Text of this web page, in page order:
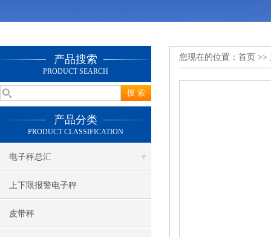
产品搜索
PRODUCT SEARCH
产品分类
PRODUCT CLASSIFICATION
电子秤总汇
上下限报警电子秤
皮带秤
您现在的位置： 首页 >>